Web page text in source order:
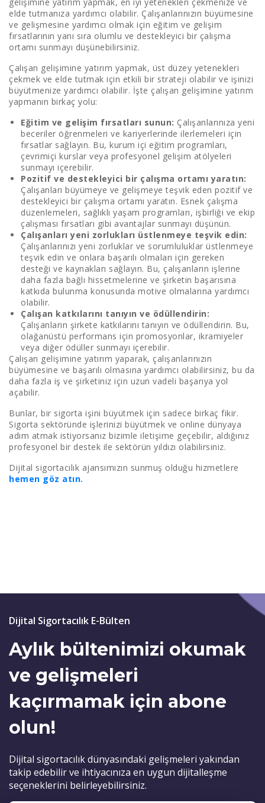
elde tutmanıza yardımcı olabilir. Çalışanlarınızın büyümesine
ve gelişmesine yardımcı olmak için eğitim ve gelişim
fırsatlarının yanı sıra olumlu ve destekleyici bir çalışma
ortamı sunmayı düşünebilirsiniz.
Çalışan gelişimine yatırım yapmak, üst düzey yetenekleri
çekmek ve elde tutmak için etkili bir strateji olabilir ve işinizi
büyütmenize yardımcı olabilir. İşte çalışan gelişimine yatırım
yapmanın birkaç yolu:
Eğitim ve gelişim fırsatları sunun: Çalışanlarınıza yeni
beceriler öğrenmeleri ve kariyerlerinde ilerlemeleri için
fırsatlar sağlayın. Bu, kurum içi eğitim programları,
çevrimiçi kurslar veya profesyonel gelişim atölyeleri
sunmayı içerebilir.
Pozitif ve destekleyici bir çalışma ortamı yaratın:
Çalışanları büyümeye ve gelişmeye teşvik eden pozitif ve
destekleyici bir çalışma ortamı yaratın. Esnek çalışma
düzenlemeleri, sağlıklı yaşam programları, işbirliği ve ekip
çalışması fırsatları gibi avantajlar sunmayı düşünün.
Çalışanları yeni zorlukları üstlenmeye teşvik edin:
Çalışanlarınızı yeni zorluklar ve sorumluluklar üstlenmeye
teşvik edin ve onlara başarılı olmaları için gereken
desteği ve kaynakları sağlayın. Bu, çalışanların işlerine
daha fazla bağlı hissetmelerine ve şirketin başarısına
katkıda bulunma konusunda motive olmalarına yardımcı
olabilir.
Çalışan katkılarını tanıyın ve ödüllendirin:
Çalışanların şirkete katkılarını tanıyın ve ödüllendirin. Bu,
olağanüstü performans için promosyonlar, ikramiyeler
veya diğer ödüller sunmayı içerebilir.
Çalışan gelişimine yatırım yaparak, çalışanlarınızın
büyümesine ve başarılı olmasına yardımcı olabilirsiniz, bu da
daha fazla iş ve şirketiniz için uzun vadeli başarıya yol
açabilir.
Bunlar, bir sigorta işini büyütmek için sadece birkaç fikir.
Sigorta sektöründe işlerinizi büyütmek ve online dünyaya
adım atmak istiyorsanız bizimle iletişime geçebilir, aldığınız
profesyonel bir destek ile sektörün yıldızı olabilirsiniz.
Dijital sigortacılık ajansımızın sunmuş olduğu hizmetlere
hemen göz atın.
Dijital Sigortacılık E-Bülten
Aylık bültenimizi okumak
ve gelişmeleri
kaçırmamak için abone
olun!
Dijital sigortacılık dünyasındaki gelişmeleri yakından
takip edebilir ve ihtiyacınıza en uygun dijitalleşme
seçeneklerini belirleyebilirsiniz.